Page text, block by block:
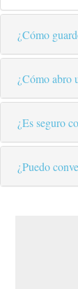
¿Cómo
¿Cómo abro
¿Es seguro
¿Puedo